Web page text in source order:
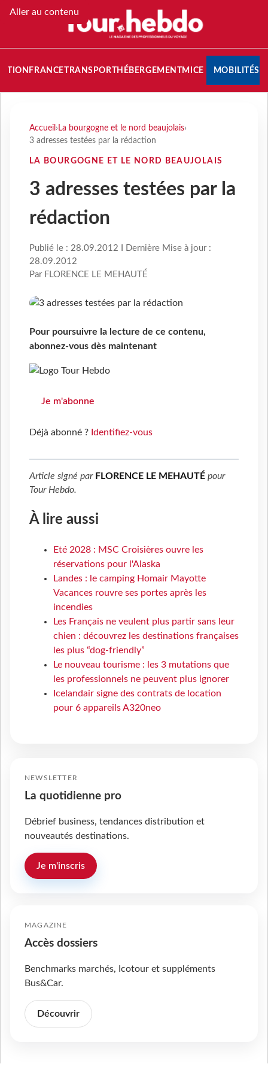
Aller au contenu
FRANCETRANSPORT HÉBERGEMENTMICE MOBILITÉS
Accueil › La bourgogne et le nord beaujolais›
3 adresses testées par la rédaction
LA BOURGOGNE ET LE NORD BEAUJOLAIS
3 adresses testées par la
rédaction
Publié le : 28.09.2012 I Dernière Mise à jour :
28.09.2012
Par FLORENCE LE MEHAUTÉ
Pour poursuivre la lecture de ce contenu,
abonnez-vous dès maintenant
Je m'abonne
Déjà abonné ? Identifiez-vous
Article signé par FLORENCE LE MEHAUTÉ pour
Tour Hebdo.
À lire aussi
Eté 2028 : MSC Croisières ouvre les
réservations pour l'Alaska
Landes : le camping Homair Mayotte
Vacances rouvre ses portes après les
incendies
Les Français ne veulent plus partir sans leur
chien : découvrez les destinations françaises
les plus “dog-friendly”
Le nouveau tourisme : les 3 mutations que
les professionnels ne peuvent plus ignorer
Icelandair signe des contrats de location
pour 6 appareils A320neo
NEWSLETTER
La quotidienne pro
Débrief business, tendances distribution et
nouveautés destinations.
Je m'inscris
MAGAZINE
Accès dossiers
Benchmarks marchés, Icotour et suppléments
Bus&Car.
Découvrir